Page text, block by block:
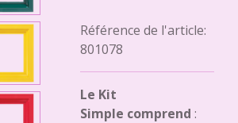
Référence de l'article:
801078
Le Kit
Simple comprend :